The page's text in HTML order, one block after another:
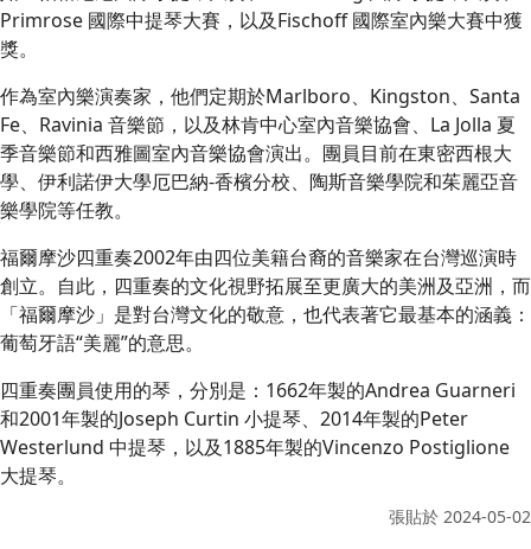
Primrose 國際中提琴大賽，以及Fischoff 國際室內樂大賽中獲
獎。
作為室內樂演奏家，他們定期於Marlboro、Kingston、Santa
Fe、Ravinia 音樂節，以及林肯中心室內音樂協會、La Jolla 夏
季音樂節和西雅圖室內音樂協會演出。團員目前在東密西根大
學、伊利諾伊大學厄巴納-香檳分校、陶斯音樂學院和茱麗亞音
樂學院等任教。
福爾摩沙四重奏2002年由四位美籍台裔的音樂家在台灣巡演時
創⽴。自此，四重奏的文化視野拓展至更廣大的美洲及亞洲，而
「福爾摩沙」是對台灣文化的敬意，也代表著它最基本的涵義：
葡萄牙語“美麗”的意思。
四重奏團員使用的琴，分別是：1662年製的Andrea Guarneri
和2001年製的Joseph Curtin 小提琴、2014年製的Peter
Westerlund 中提琴，以及1885年製的Vincenzo Postiglione
大提琴。
張貼於 2024-05-02